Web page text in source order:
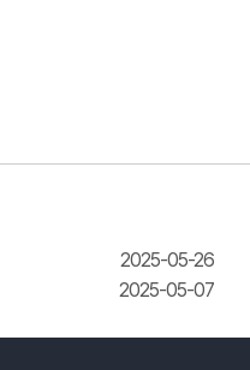
2025-05-26
2025-05-07